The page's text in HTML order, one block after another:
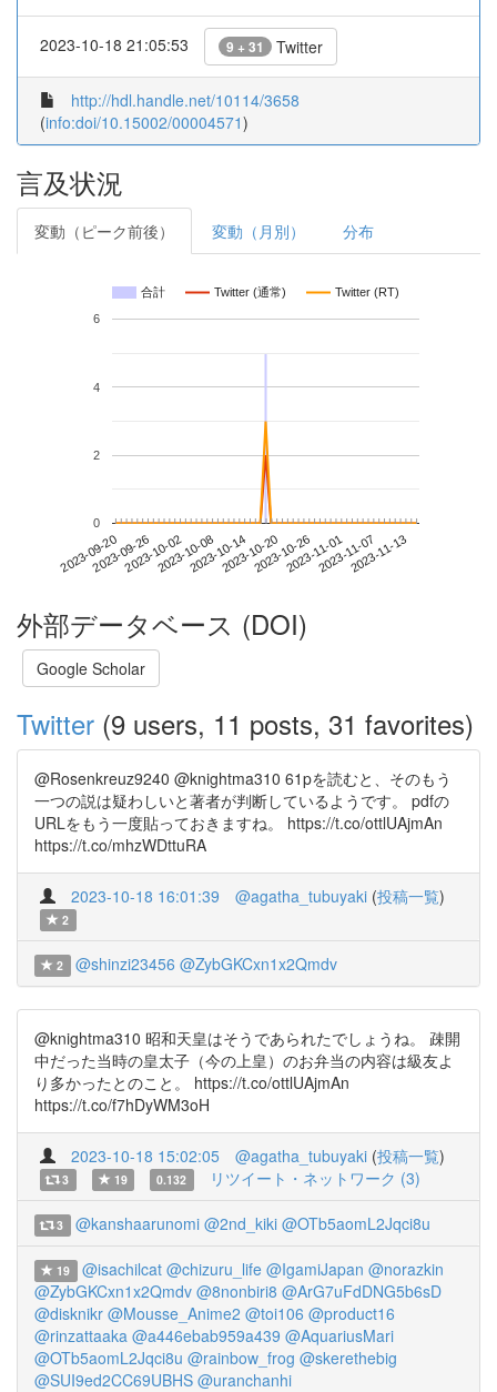
2023-10-18 21:05:53 9 + 31 Twitter
http://hdl.handle.net/10114/3658
(info:doi/10.15002/00004571)
言及状況
変動（ピーク前後） 変動（月別） 分布
合計 Twitter (通常) Twitter (RT)
2023-09-202023-09-262023-10-022023-10-082023-10-142023-10-202023-10-262023-11-012023-11-072023-11-13
0
2
4
6
外部データベース (DOI)
Google Scholar
Twitter (9 users, 11 posts, 31 favorites)
@Rosenkreuz9240 @knightma310 61pを読むと、そのもう
一つの説は疑わしいと著者が判断しているようです。 pdfの
URLをもう一度貼っておきますね。 https://t.co/ottlUAjmAn
https://t.co/mhzWDttuRA
2023-10-18 16:01:39 @agatha_tubuyaki (投稿一覧)
2
2 @shinzi23456 @ZybGKCxn1x2Qmdv
@knightma310 昭和天皇はそうであられたでしょうね。 疎開
中だった当時の皇太子（今の上皇）のお弁当の内容は級友よ
り多かったとのこと。 https://t.co/ottlUAjmAn
https://t.co/f7hDyWM3oH
2023-10-18 15:02:05 @agatha_tubuyaki (投稿一覧)
3 19 0.132 リツイート・ネットワーク (3)
3 @kanshaarunomi @2nd_kiki @OTb5aomL2Jqci8u
19 @isachilcat @chizuru_life @IgamiJapan @norazkin
@ZybGKCxn1x2Qmdv @8nonbiri8 @ArG7uFdDNG5b6sD
@disknikr @Mousse_Anime2 @toi106 @product16
@rinzattaaka @a446ebab959a439 @AquariusMari
@OTb5aomL2Jqci8u @rainbow_frog @skerethebig
@SUI9ed2CC69UBHS @uranchanhi